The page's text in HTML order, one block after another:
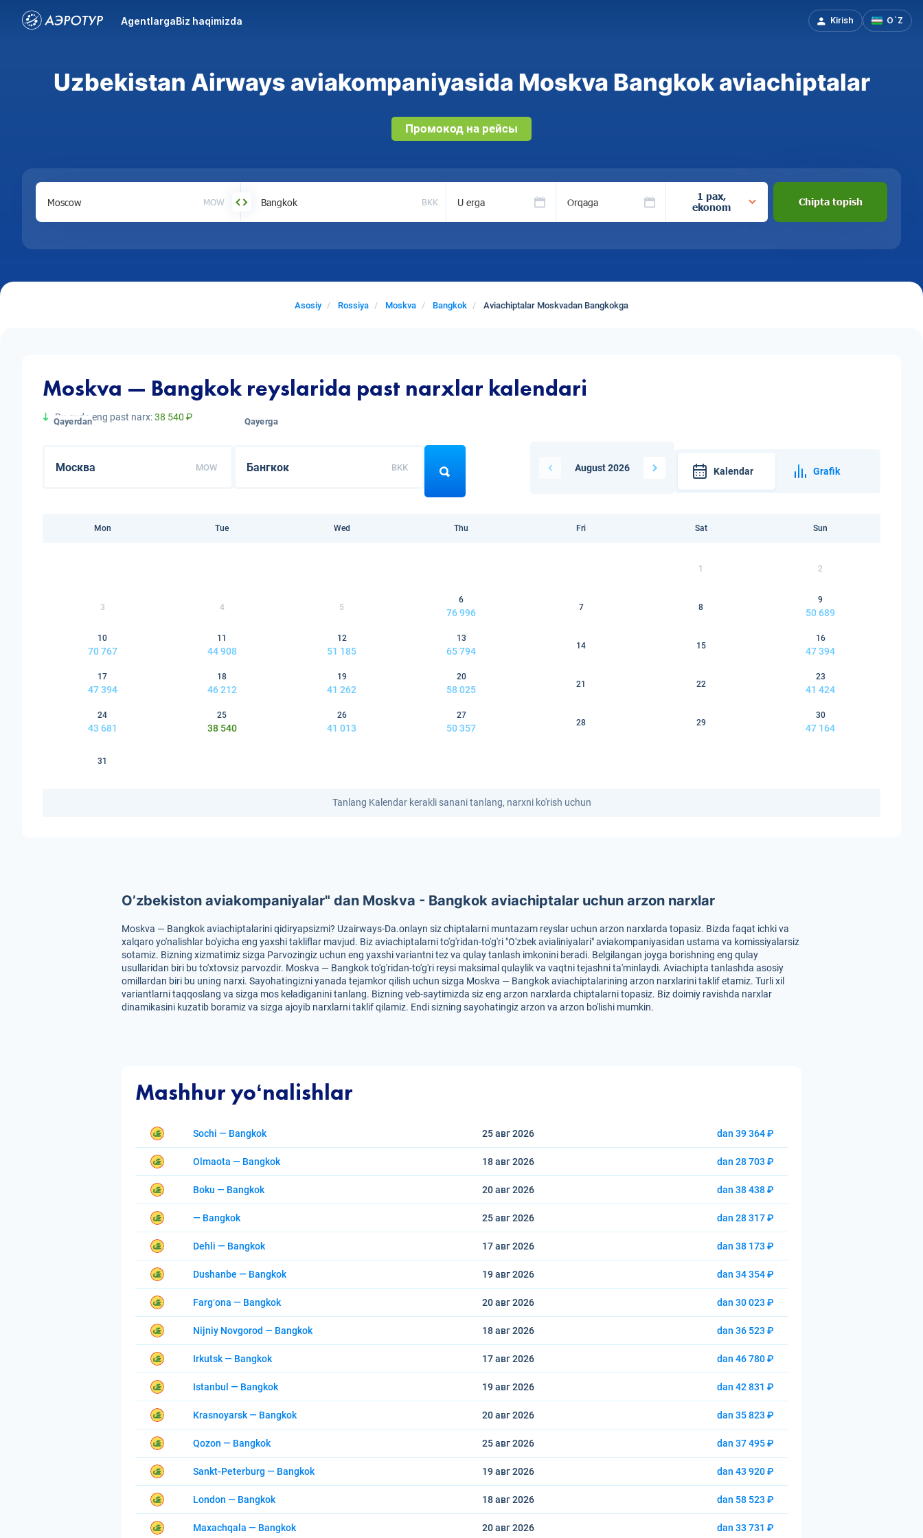
AgentlargaBiz haqimizda Kirish O`Z
Uzbekistan Airways aviakompaniyasida Moskva Bangkok aviachiptalar
Промокод на рейсы
MOW BKK U erga Orqaga
1 pax,
ekonom
Chipta topish
Asosiy Rossiya Moskva Bangkok Aviachiptalar Moskvadan Bangkokga
Moskva — Bangkok reyslarida past narxlar kalendari
Bu oyda eng past narx:38 540 ₽
Qayerdan
MOW
Qayerga
BKK August 2026 Kalendar Grafik
Mon Tue Wed Thu Fri Sat Sun
1 2
3 4 5
6
76 996
7 8
9
50 689
10
70 767
11
44 908
12
51 185
13
65 794
14 15
16
47 394
17
47 394
18
46 212
19
41 262
20
58 025
21 22
23
41 424
24
43 681
25
38 540
26
41 013
27
50 357
28 29
30
47 164
31
Tanlang Kalendar kerakli sanani tanlang, narxni ko'rish uchun
O’zbekiston aviakompaniyalar" dan Moskva - Bangkok aviachiptalar uchun arzon narxlar
Moskva — Bangkok aviachiptalarini qidiryapsizmi? Uzairways-Da.onlayn siz chiptalarni muntazam reyslar uchun arzon narxlarda topasiz. Bizda faqat ichki va
xalqaro yo'nalishlar bo'yicha eng yaxshi takliflar mavjud. Biz aviachiptalarni to'g'ridan-to'g'ri "O'zbek avialiniyalari" aviakompaniyasidan ustama va komissiyalarsiz
sotamiz. Bizning xizmatimiz sizga Parvozingiz uchun eng yaxshi variantni tez va qulay tanlash imkonini beradi. Belgilangan joyga borishning eng qulay
usullaridan biri bu to'xtovsiz parvozdir. Moskva — Bangkok to'g'ridan-to'g'ri reysi maksimal qulaylik va vaqtni tejashni ta'minlaydi. Aviachipta tanlashda asosiy
omillardan biri bu uning narxi. Sayohatingizni yanada tejamkor qilish uchun sizga Moskva — Bangkok aviachiptalarining arzon narxlarini taklif etamiz. Turli xil
variantlarni taqqoslang va sizga mos keladiganini tanlang. Bizning veb-saytimizda siz eng arzon narxlarda chiptalarni topasiz. Biz doimiy ravishda narxlar
dinamikasini kuzatib boramiz va sizga ajoyib narxlarni taklif qilamiz. Endi sizning sayohatingiz arzon va arzon bo'lishi mumkin.
Mashhur yoʻnalishlar
Sochi — Bangkok 25 авг2026 dan 39 364 ₽
Olmaota — Bangkok 18 авг2026 dan 28 703 ₽
Boku — Bangkok 20 авг2026 dan 38 438 ₽
— Bangkok 25 авг2026 dan 28 317 ₽
Dehli — Bangkok 17 авг2026 dan 38 173 ₽
Dushanbe — Bangkok 19 авг2026 dan 34 354 ₽
Fargʻona — Bangkok 20 авг2026 dan 30 023 ₽
Nijniy Novgorod — Bangkok 18 авг2026 dan 36 523 ₽
Irkutsk — Bangkok 17 авг2026 dan 46 780 ₽
Istanbul — Bangkok 19 авг2026 dan 42 831 ₽
Krasnoyarsk — Bangkok 20 авг2026 dan 35 823 ₽
Qozon — Bangkok 25 авг2026 dan 37 495 ₽
Sankt-Peterburg — Bangkok 19 авг2026 dan 43 920 ₽
London — Bangkok 18 авг2026 dan 58 523 ₽
Maxachqala — Bangkok 20 авг2026 dan 33 731 ₽